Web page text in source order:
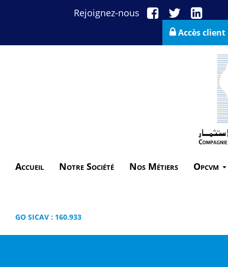
Rejoignez-nous
Accès client
Accueil Notre Société Nos Métiers Opcvm
GO SICAV : 160.933